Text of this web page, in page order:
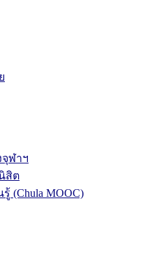
ฬาฯ
สิต
(Chula MOOC)